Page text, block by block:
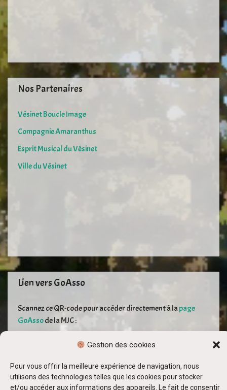
Gestion des cookies
Pour vous offrir la meilleure expérience de navigation, nous
utilisons des technologies telles que les cookies pour stocker
et/ou accéder aux informations des appareils. Le fait de consentir
Nos Partenaires
Vésinet Boucle Image
Compagnie Amaranthus
Esprit Musical du Vésinet
Ville du Vésinet
Lien vers GoAsso
Scannez ce QR-code pour accéder directement à lapage
GoAssode la MJC :